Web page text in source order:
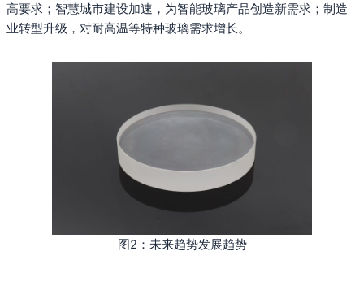
高要求；智慧城市建设加速，为智能玻璃产品创造新需求；制造
业转型升级，对耐高温等特种玻璃需求增长。
图2：未来趋势发展趋势